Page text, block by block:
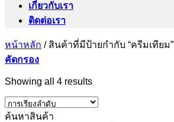
เกี่ยวกับเรา
ติดต่อเรา
หน้าหลัก /สินค้าที่มีป้ายกำกับ “ครีมเทียม”
คัดกรอง
Showing all 4 results
ค้นหาสินค้า